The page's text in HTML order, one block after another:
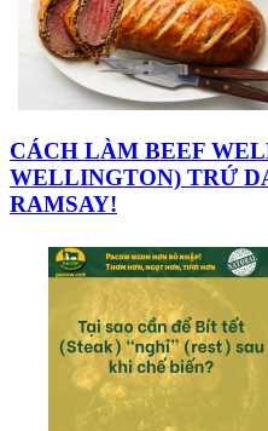
CÁCH LÀM BEEF
WELLINGTON) TRỨ
RAMSAY!